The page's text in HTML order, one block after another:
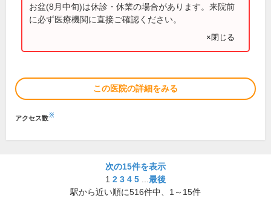
お盆(8月中旬)は休診・休業の場合があります。来院前
に必ず医療機関に直接ご確認ください。
×閉じる
この医院の詳細をみる
アクセス数※
次の15件を表示
1 2 3 4 5
最後
駅から近い順に516件中、 1～15件